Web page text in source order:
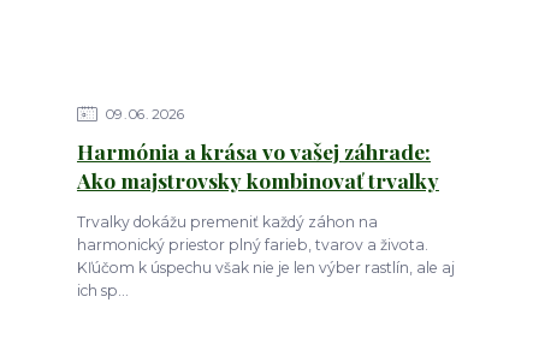
09 06 2026
Harmónia a krása vo vašej záhrade:
Ako majstrovsky kombinovať trvalky
Trvalky dokážu premeniť každý záhon na
harmonický priestor plný farieb, tvarov a života.
Kľúčom k úspechu však nie je len výber rastlín, ale aj
ich sp...